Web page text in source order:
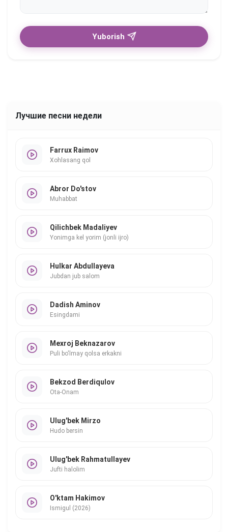
Yuborish
Лучшие песни недели
Farrux Raimov
Xohlasang qol
Abror Do'stov
Muhabbat
Qilichbek Madaliyev
Yonimga kel yorim (jonli ijro)
Hulkar Abdullayeva
Jubdan jub salom
Dadish Aminov
Esingdami
Mexroj Beknazarov
Puli bo'lmay qolsa erkakni
Bekzod Berdiqulov
Ota-Onam
Ulug'bek Mirzo
Hudo bersin
Ulug'bek Rahmatullayev
Jufti halolim
O'ktam Hakimov
Ismigul (2026)